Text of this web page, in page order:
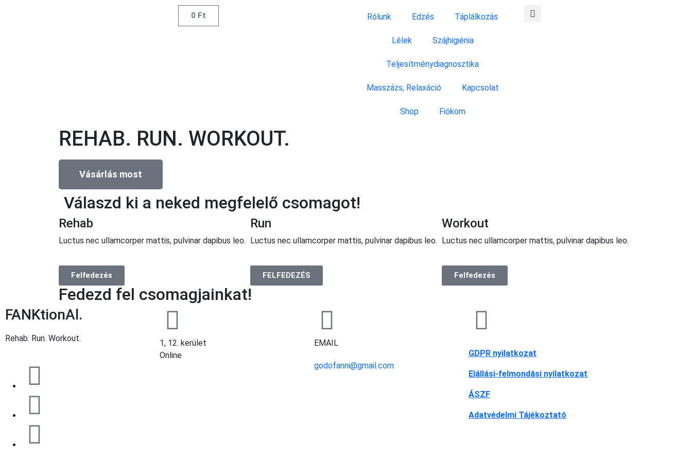
0 Ft Rólunk Edzés Táplálkozás
Lélek Szájhigiénia
Teljesítménydiagnosztika
Masszázs, Relaxáció Kapcsolat
Shop Fiókom
REHAB. RUN. WORKOUT.
Vásárlás most
Válaszd ki a neked megfelelő csomagot!
Rehab
Luctus nec ullamcorper mattis, pulvinar dapibus leo.
Felfedezés
Run
Luctus nec ullamcorper mattis, pulvinar dapibus leo.
FELFEDEZÉS
Workout
Luctus nec ullamcorper mattis, pulvinar dapibus leo.
Felfedezés
Fedezd fel csomagjainkat!
FANKtionAl.
Rehab. Run. Workout.
1, 12. kerület
Online
EMAIL
godofanni@gmail.com
GDPR nyilatkozat
Elállási-felmondási nyilatkozat
ÁSZF
Adatvédelmi Tájékoztató